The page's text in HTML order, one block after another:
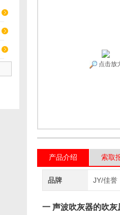
点击放
产品介绍 索取
品牌 JY/佳誉
一 声波吹灰器的吹灰